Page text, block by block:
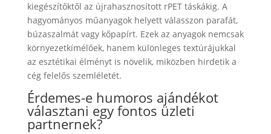
kiegészítőktől az újrahasznosított rPET táskákig. A
hagyományos műanyagok helyett válasszon parafát,
búzaszalmát vagy kőpapírt. Ezek az anyagok nemcsak
környezetkímélőek, hanem különleges textúrájukkal
az esztétikai élményt is növelik, miközben hirdetik a
cég felelős szemléletét.
Érdemes-e humoros ajándékot
választani egy fontos üzleti
partnernek?